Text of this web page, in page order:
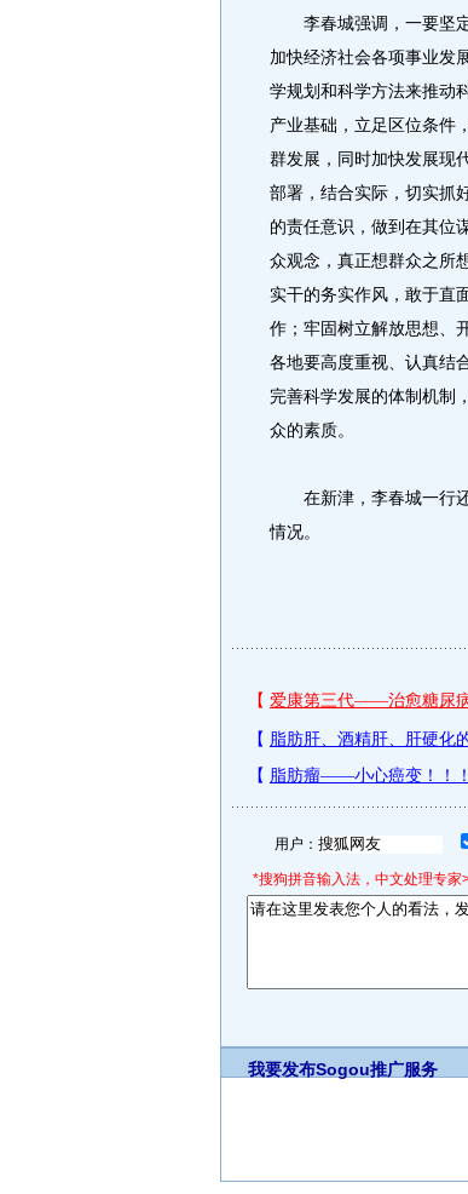
李春城强调，一要坚定
加快经济社会各项事业发
学规划和科学方法来推动
产业基础，立足区位条件
群发展，同时加快发展现
部署，结合实际，切实抓
的责任意识，做到在其位
众观念，真正想群众之所
实干的务实作风，敢于直
作；牢固树立解放思想、
各地要高度重视、认真结
完善科学发展的体制机制
众的素质。
在新津，李春城一行还
情况。
用户：
*搜狗拼音输入法，中文处理专家
我要发布Sogou推广服务